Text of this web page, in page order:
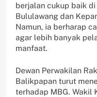
berjalan cukup baik
Bululawang dan
Namun, ia berharap
agar lebih banyak
manfaat.
Dewan Perwakilan
Balikpapan turut
terhadap MBG. Wakil